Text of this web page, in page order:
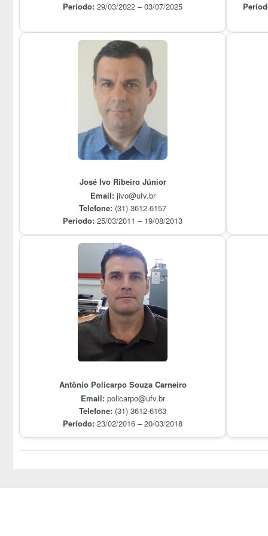
Período: 29/03/2022 – 03/07/2025
José Ivo Ribeiro Júnior
Email:jivo@ufv.br
Telefone: (31) 3612-6157
Período: 25/03/2011 – 19/08/2013
Antônio Policarpo Souza Carneiro
Email:policarpo@ufv.br
Telefone: (31) 3612-6163
Período: 23/02/2016 – 20/03/2018